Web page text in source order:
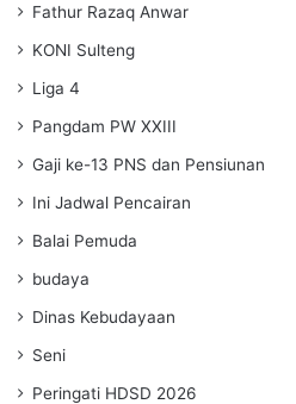
Fathur Razaq Anwar
KONI Sulteng
Liga 4
Pangdam PW XXIII
Gaji ke-13 PNS dan Pensiunan
Ini Jadwal Pencairan
Balai Pemuda
budaya
Dinas Kebudayaan
Seni
Peringati HDSD 2026